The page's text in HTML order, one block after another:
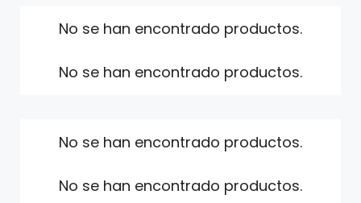
No se han encontrado productos.
No se han encontrado productos.
No se han encontrado productos.
No se han encontrado productos.